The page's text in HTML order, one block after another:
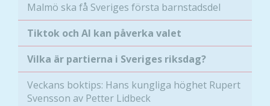
Malmö ska få Sveriges första barnstadsdel
Tiktok och AI kan påverka valet
Vilka är partierna i Sveriges riksdag?
Veckans boktips: Hans kungliga höghet Rupert
Svensson av Petter Lidbeck
Nödvändiga
Dessa kakor
går inte att
välja bort. De
behövs för
att hemsidan